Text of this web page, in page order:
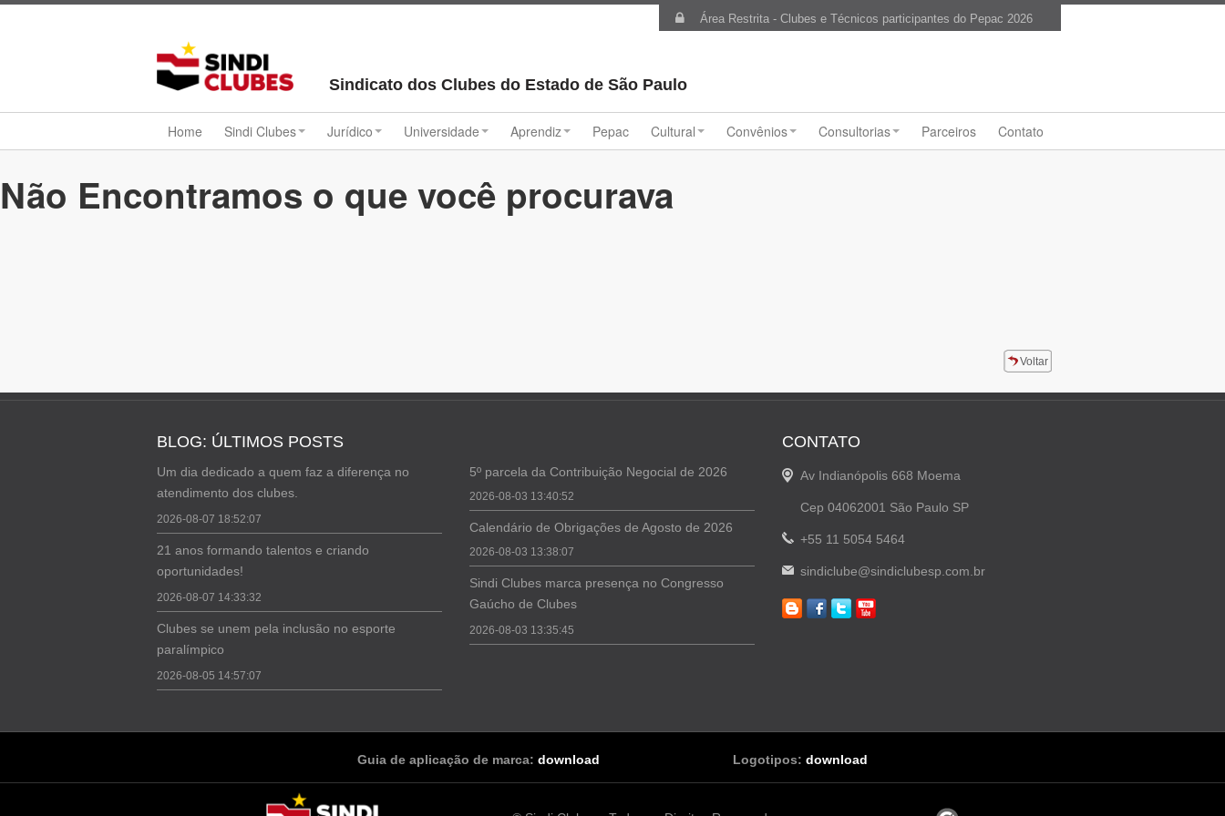
Área Restrita - Clubes e Técnicos participantes do Pepac 2026
Sindicato dos Clubes do Estado de São Paulo
Home Sindi Clubes Jurídico Universidade Aprendiz Pepac Cultural Convênios Consultorias Parceiros Contato
Não Encontramos o que você procurava
Voltar
BLOG: ÚLTIMOS POSTS
Um dia dedicado a quem faz a diferença no
atendimento dos clubes.
2026-08-07 18:52:07
21 anos formando talentos e criando
oportunidades!
2026-08-07 14:33:32
Clubes se unem pela inclusão no esporte
paralímpico
2026-08-05 14:57:07
5º parcela da Contribuição Negocial de 2026
2026-08-03 13:40:52
Calendário de Obrigações de Agosto de 2026
2026-08-03 13:38:07
Sindi Clubes marca presença no Congresso
Gaúcho de Clubes
2026-08-03 13:35:45
CONTATO
Av Indianópolis 668 Moema
Cep 04062001 São Paulo SP
+55 11 5054 5464
sindiclube@sindiclubesp.com.br
Guia de aplicação de marca: download Logotipos:download